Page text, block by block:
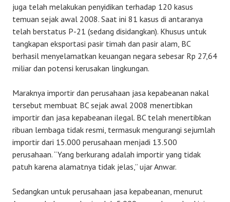
juga telah melakukan penyidikan terhadap 120 kasus
temuan sejak awal 2008. Saat ini 81 kasus di antaranya
telah berstatus P-21 (sedang disidangkan). Khusus untuk
tangkapan eksportasi pasir timah dan pasir alam, BC
berhasil menyelamatkan keuangan negara sebesar Rp 27,64
miliar dan potensi kerusakan lingkungan.
Maraknya importir dan perusahaan jasa kepabeanan nakal
tersebut membuat BC sejak awal 2008 menertibkan
importir dan jasa kepabeanan ilegal. BC telah menertibkan
ribuan lembaga tidak resmi, termasuk mengurangi sejumlah
importir dari 15.000 perusahaan menjadi 13.500
perusahaan. “Yang berkurang adalah importir yang tidak
patuh karena alamatnya tidak jelas,” ujar Anwar.
Sedangkan untuk perusahaan jasa kepabeanan, menurut